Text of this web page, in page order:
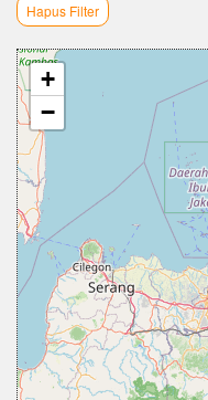
Hapus Filter
+
−